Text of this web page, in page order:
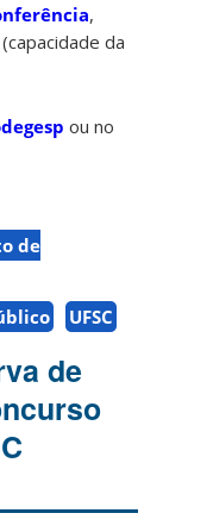
,
da
ou no
de
UFSC
de